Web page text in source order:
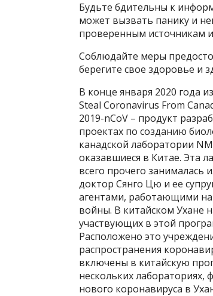
Будьте бдительны к
может вызвать панику и
проверенным источникам
Соблюдайте меры
берегите свое здоровье и
В конце января 2020 года
Steal Coronavirus From
2019-nCoV – продукт
проектах по созданию
канадской лаборатории
оказавшиеся в Китае. Эта
всего прочего занималась
доктор Сянго Цю и ее
агентами, работающими на
войны. В китайском Ухане
участвующих в этой
Расположено это
распространения
включены в китайскую
нескольких лабораториях,
нового коронавируса в